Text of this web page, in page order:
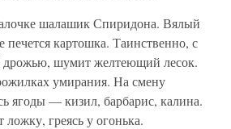
шалашик Спиридона. Вялый
печется картошка. Таинственно, с
дрожью, шумит желтеющий лесок.
умирания. На смену
ягоды — кизил, барбарис, калина.
ложку, греясь у огонька.